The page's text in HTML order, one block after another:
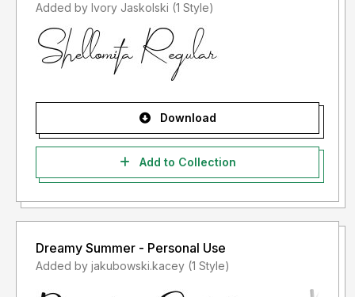
Added by Ivory Jaskolski (1 Style)
Download
Add to Collection
Dreamy Summer - Personal Use
Added by jakubowski.kacey (1 Style)